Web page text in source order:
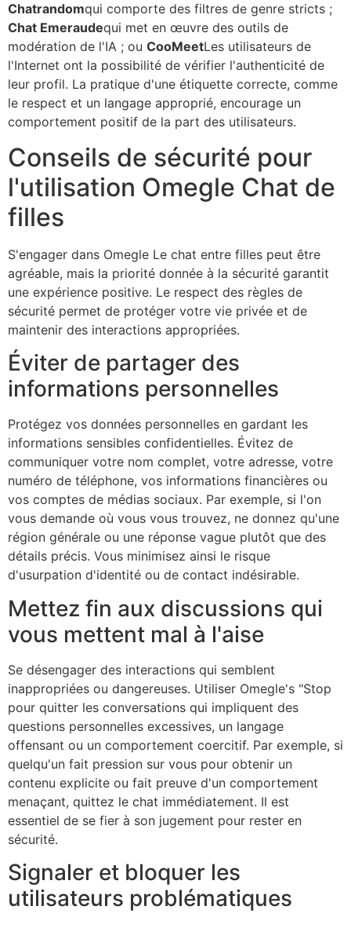
Chatrandomqui comporte des filtres de genre stricts ;
Chat Emeraudequi met en œuvre des outils de
modération de l'IA ; ou CooMeetLes utilisateurs de
l'Internet ont la possibilité de vérifier l'authenticité de
leur profil. La pratique d'une étiquette correcte, comme
le respect et un langage approprié, encourage un
comportement positif de la part des utilisateurs.
Conseils de sécurité pour
l'utilisation Omegle Chat de
filles
S'engager dans Omegle Le chat entre filles peut être
agréable, mais la priorité donnée à la sécurité garantit
une expérience positive. Le respect des règles de
sécurité permet de protéger votre vie privée et de
maintenir des interactions appropriées.
Éviter de partager des
informations personnelles
Protégez vos données personnelles en gardant les
informations sensibles confidentielles. Évitez de
communiquer votre nom complet, votre adresse, votre
numéro de téléphone, vos informations financières ou
vos comptes de médias sociaux. Par exemple, si l'on
vous demande où vous vous trouvez, ne donnez qu'une
région générale ou une réponse vague plutôt que des
détails précis. Vous minimisez ainsi le risque
d'usurpation d'identité ou de contact indésirable.
Mettez fin aux discussions qui
vous mettent mal à l'aise
Se désengager des interactions qui semblent
inappropriées ou dangereuses. Utiliser Omegle's "Stop
pour quitter les conversations qui impliquent des
questions personnelles excessives, un langage
offensant ou un comportement coercitif. Par exemple, si
quelqu'un fait pression sur vous pour obtenir un
contenu explicite ou fait preuve d'un comportement
menaçant, quittez le chat immédiatement. Il est
essentiel de se fier à son jugement pour rester en
sécurité.
Signaler et bloquer les
utilisateurs problématiques